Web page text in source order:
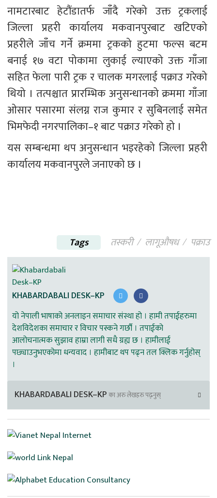
नामटारबाट हेटौंडातर्फ जाँदै गरेको उक्त ट्रकलाई
जिल्ला प्रहरी कार्यालय मकवानपुरबाट खटिएको
प्रहरीले जाँच गर्ने क्रममा ट्रकको हुटमा फल्स बटम
बनाई १७ वटा पोकामा लुकाई ल्याएको उक्त गाँजा
सहित फेला पारी ट्रक र चालक मगरलाई पक्राउ गरेको
थियो । तत्पश्चात प्रारम्भिक अनुसन्धानको क्रममा गाँजा
ओसार पसारमा संलग्न राज कुमार र सुबिनलाई समेत
भिमफेदी नगरपालिका–१ बाट पक्राउ गरेको हो ।
यस सम्बन्धमा थप अनुसन्धान भइरहेको जिल्ला प्रहरी
कार्यालय मकवानपुरले जनाएको छ ।
Tags तस्करी लागूऔषध पक्राउ
KHABARDABALI DESK–KP
यो नेपाली भाषाको अनलाइन समाचार संस्था हो । हामी तपाईहरुमा
देशविदेशका समाचार र विचार पस्कने गर्छौ । तपाईको
आलोचनात्मक सुझाव हाम्रा लागी सधै ग्रह्य छ । हामीलाई
पछ्याउनुभएकोमा धन्यवाद । हामीबाट थप पढ्न तल क्लिक गर्नुहोस्
।
KHABARDABALI DESK–KPका अरु लेखहरु पढ्नुस्